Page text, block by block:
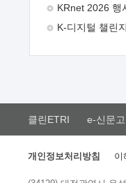
육성하고자 함. 
ETRI 창업/연구소
(2 ~ 3년차) 연봉의
희망기업 신청/접
매칭(3)현장조사/
26일 9월초순 9
KRnet 2026 행
클린ETRI e-신문고
개인정보처리방침 이